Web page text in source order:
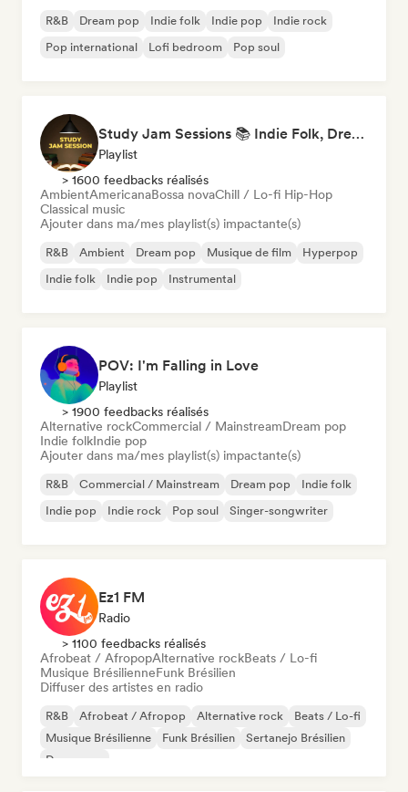
R&B Dream pop Indie folk Indie pop
Indie rock
Pop international
Lofi bedroom Pop soul
Study Jam Sessions 📚 Indie Folk, Dream Pop & Singer-Songwriter
Playlist
> 1600 feedbacks réalisés
AmbientAmericanaBossa novaChill / Lo-fi Hip-Hop
Classical music
Ajouter dans ma/mes playlist(s) impactante(s)
R&B Ambient Dream pop Musique de film
Hyperpop
Indie folk
Indie pop Instrumental
POV: I'm Falling in Love
Playlist
> 1900 feedbacks réalisés
Alternative rockCommercial / MainstreamDream pop
Indie folkIndie pop
Ajouter dans ma/mes playlist(s) impactante(s)
R&B Commercial / Mainstream Dream pop
Indie folk
Indie pop
Indie rock Pop soul Singer-songwriter
Ez1 FM
Radio
> 1100 feedbacks réalisés
Afrobeat / AfropopAlternative rockBeats / Lo-fi
Musique BrésilienneFunk Brésilien
Diffuser des artistes en radio
R&B Afrobeat / Afropop Alternative rock
Beats / Lo-fi
Musique Brésilienne
Funk Brésilien
Sertanejo Brésilien
Dance pop